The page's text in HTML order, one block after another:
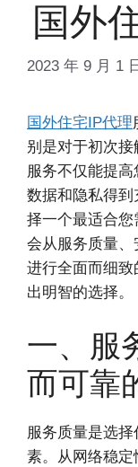
国外
2023 年 9 月 1
国外住宅IP代理
别是对于初次
服务不仅能提
数据和隐私得
择一个最适合
会从服务质量
进行全面而细
出明智的选择。
一、服
而可靠
服务质量是选
素。从网络稳